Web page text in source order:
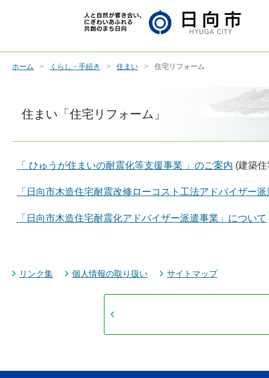
ホーム くらし・手続き 住まい 住宅リフォーム
住まい「住宅リフォーム」
「 ひゅうが住まいの耐震化等支援事業 」のご案内 (建築
「日向市木造住宅耐震改修ローコスト工法アドバイザー
「日向市木造住宅耐震化アドバイザー派遣事業」について
リンク集 個人情報の取り扱い サイトマップ